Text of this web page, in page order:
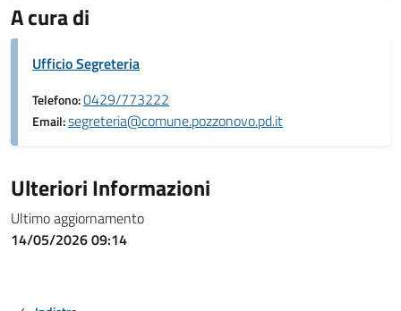
A cura di
Ufficio Segreteria
Telefono:0429/773222
Email:segreteria@comune.pozzonovo.pd.it
Ulteriori Informazioni
Ultimo aggiornamento
14/05/2026 09:14